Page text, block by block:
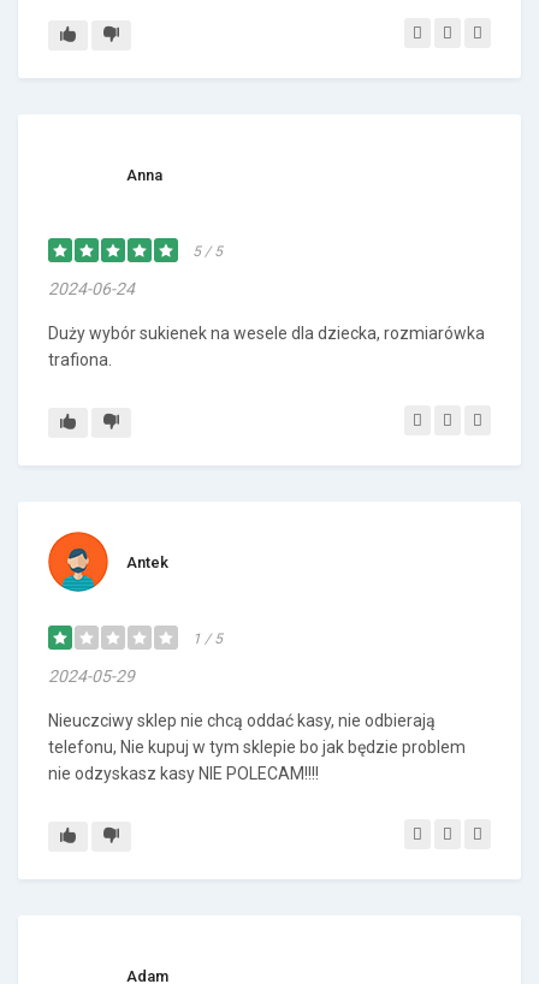
Anna
5 / 5
2024-06-24
Duży wybór sukienek na wesele dla dziecka, rozmiarówka
trafiona.
Antek
1 / 5
2024-05-29
Nieuczciwy sklep nie chcą oddać kasy, nie odbierają
telefonu, Nie kupuj w tym sklepie bo jak będzie problem
nie odzyskasz kasy NIE POLECAM!!!!
Adam